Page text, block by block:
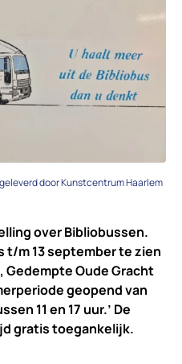
door Kunstcentrum Haarlem
over Bibliobussen.
t/m 13 september te zien
Gedempte Oude Gracht
geopend van
11 en 17 uur.’ De
gratis toegankelijk.